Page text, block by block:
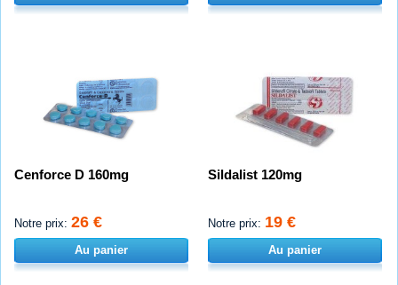
Cenforce D 160mg
Notre prix: 26 €
Au panier
Sildalist 120mg
Notre prix: 19 €
Au panier